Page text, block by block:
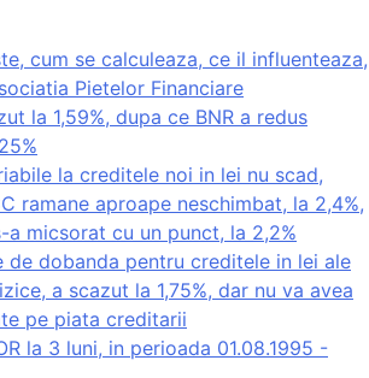
cum se calculeaza, ce il influenteaza,
Pietelor Financiare
la 1,59%, dupa ce BNR a redus
la creditele noi in lei nu scad,
ramane aproape neschimbat, la 2,4%,
a micsorat cu un punct, la 2,2%
de dobanda pentru creditele in lei ale
a scazut la 1,75%, dar nu va avea
pe piata creditarii
la 3 luni, in perioada 01.08.1995 -